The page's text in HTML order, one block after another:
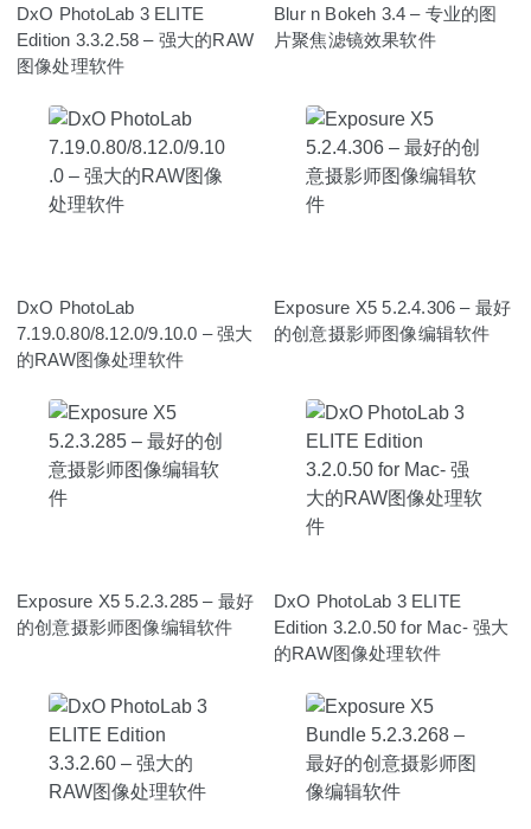
DxO PhotoLab 3 ELITE
Edition 3.3.2.58 – 强大的RAW
图像处理软件
Blur n Bokeh 3.4 – 专业的图
片聚焦滤镜效果软件
DxO PhotoLab
7.19.0.80/8.12.0/9.10.0 – 强大
的RAW图像处理软件
Exposure X5 5.2.4.306 – 最好
的创意摄影师图像编辑软件
Exposure X5 5.2.3.285 – 最好
的创意摄影师图像编辑软件
DxO PhotoLab 3 ELITE
Edition 3.2.0.50 for Mac- 强大
的RAW图像处理软件